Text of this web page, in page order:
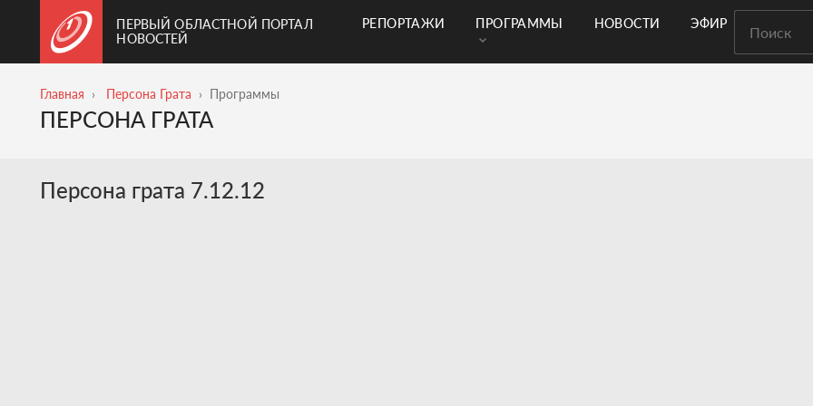
ПЕРВЫЙ ОБЛАСТНОЙ ПОРТАЛ
НОВОСТЕЙ
РЕПОРТАЖИ ПРОГРАММЫ НОВОСТИ ЭФИР
Главная Персона Грата Программы
ПЕРСОНА ГРАТА
Персона грата 7.12.12